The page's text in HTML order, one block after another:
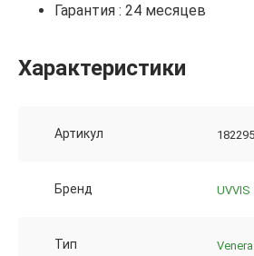
Гарантия : 24 месяцев
Характеристики
Артикул 182295
Бренд UVVIS
Тип Venera